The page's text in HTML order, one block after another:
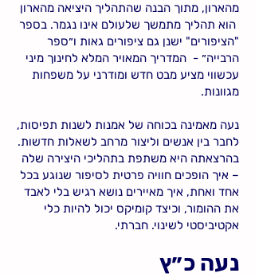
מהארון, מתוך הבנה שהתהליך היציאה מהארון
הוא תהליך מתמשך שלעולם אינו נגמר. בספר
"הציפורים" ישנן גם ציפורים גאות ו״ספר
הרבייה״ - המדריך המאויר המלא לחינוך מיני
עכשווי מציע מבט חדש ומודרני על משפחות
מגוונות.
נעה מאמינה בכוחה של אמנות לשנות תפיסות,
לחבר בין אנשים וליצור מרחב לשאלות חדשות.
בהרצאתה היא משתפת בתהליכי היצירה שלה
– איך הופכים חוויה פרטית לסיפור שנוגע בכל
אחד ואחת, איך מאיירים נושא רגיש בלי לאבד
את ההומור, וכיצד קומיקס יכול להיות כלי
אקטיביסטי לשינוי. חברתי.
נעה כ״ץ